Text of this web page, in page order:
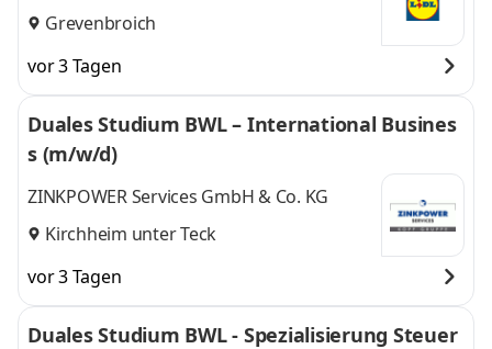
Grevenbroich
vor 3 Tagen
Duales Studium BWL – International Busines
s (m/w/d)
ZINKPOWER Services GmbH & Co. KG
Kirchheim unter Teck
vor 3 Tagen
Duales Studium BWL - Spezialisierung Steuer